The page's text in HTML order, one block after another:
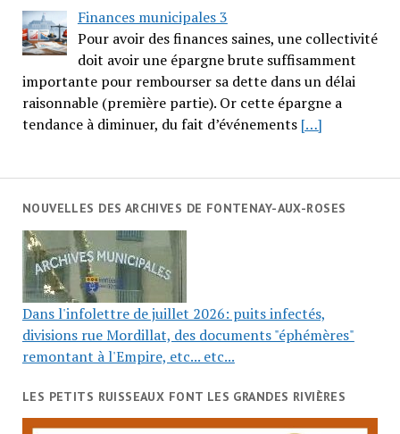
Finances municipales 3
Pour avoir des finances saines, une collectivité
doit avoir une épargne brute suffisamment
importante pour rembourser sa dette dans un délai
raisonnable (première partie). Or cette épargne a
tendance à diminuer, du fait d’événements […]
NOUVELLES DES ARCHIVES DE FONTENAY-AUX-ROSES
Dans l'infolettre de juillet 2026: puits infectés,
divisions rue Mordillat, des documents "éphémères"
remontant à l'Empire, etc... etc...
LES PETITS RUISSEAUX FONT LES GRANDES RIVIÈRES